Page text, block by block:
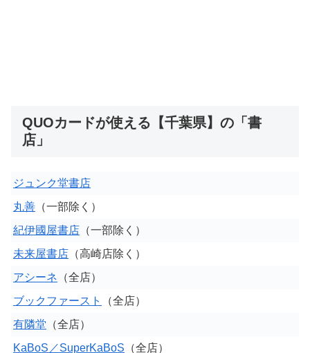
QUOカードが使える【千葉県】の「書
店」
ジュンク堂書店
丸善 （一部除く）
紀伊國屋書店 （一部除く）
未来屋書店 （高崎店除く）
アシーネ （全店）
ブックファースト
（全店）
有隣堂 （全店）
KaBoS／SuperKaBoS （全店）